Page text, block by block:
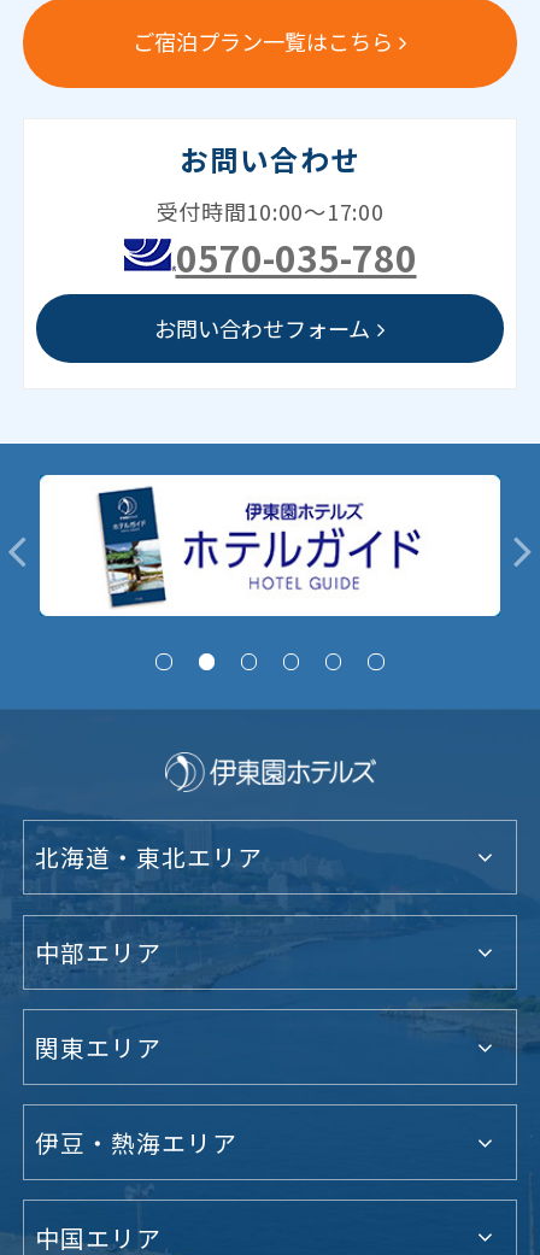
ご宿泊プラン一覧はこちら
お問い合わせ
受付時間10:00～17:00
0570-035-780
お問い合わせフォーム
北海道・東北エリア
中部エリア
関東エリア
伊豆・熱海エリア
中国エリア